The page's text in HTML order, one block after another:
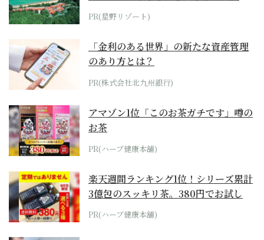
ホテル by...
PR(星野リゾート)
「金利のある世界」の新たな資産管理
のあり方とは？
PR(株式会社北九州銀行)
アマゾン1位「このお茶ガチです」噂の
お茶
PR(ハーブ健康本舗)
楽天週間ランキング1位！シリーズ累計
3億包のスッキリ茶。380円でお試し
PR(ハーブ健康本舗)